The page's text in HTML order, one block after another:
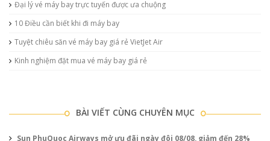
Đại lý vé máy bay trực tuyến được ưa chuộng
10 Điều cần biết khi đi máy bay
Tuyệt chiêu săn vé máy bay giá rẻ VietJet Air
Kinh nghiệm đặt mua vé máy bay giá rẻ
BÀI VIẾT CÙNG CHUYÊN MỤC
Sun PhuQuoc Airways mở ưu đãi ngày đôi 08/08, giảm đến 28%